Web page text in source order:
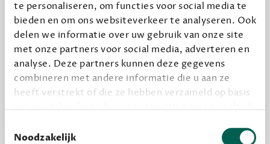
te personaliseren, om functies voor social media te
bieden en om ons websiteverkeer te analyseren. Ook
delen we informatie over uw gebruik van onze site
met onze partners voor social media, adverteren en
analyse. Deze partners kunnen deze gegevens
combineren met andere informatie die u aan ze
heeft verstrekt of die ze hebben verzameld op basis
grondslag gebeurt, en er niet onnodig data van je
Noodzakelijk
Alles van Dewey Free
Word een bovengemiddelde lezer met 6 boeken
per jaar